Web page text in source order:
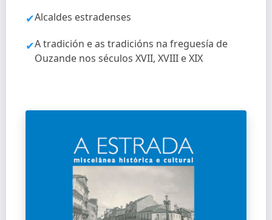
✔Alcaldes estradenses
✔A tradición e as tradicións na freguesía de
Ouzande nos séculos XVII, XVIII e XIX